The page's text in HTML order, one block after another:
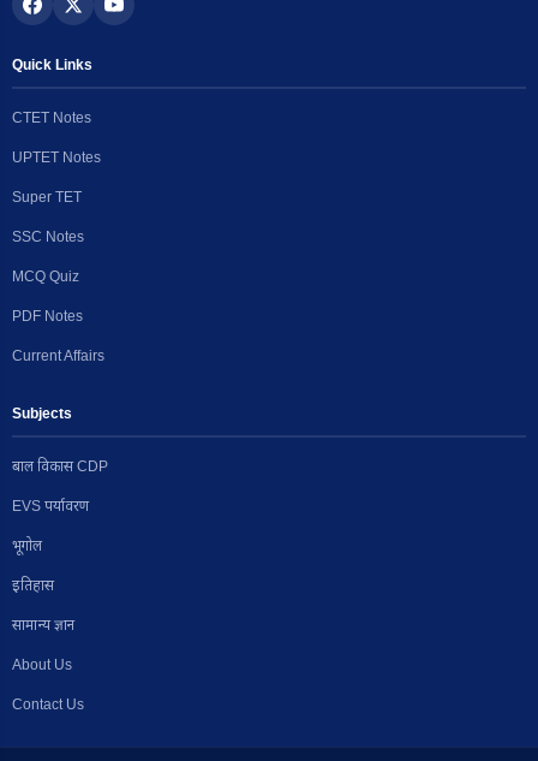
Quick Links
CTET Notes
UPTET Notes
Super TET
SSC Notes
MCQ Quiz
PDF Notes
Current Affairs
Subjects
बाल विकास CDP
EVS पर्यावरण
भूगोल
इतिहास
सामान्य ज्ञान
About Us
Contact Us